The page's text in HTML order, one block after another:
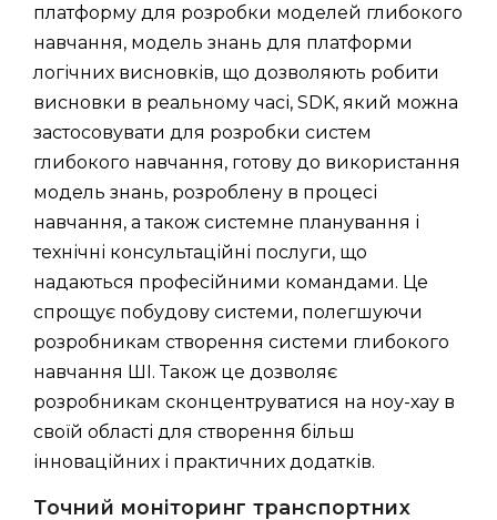
платформу для розробки моделей глибокого
навчання, модель знань для платформи
логічних висновків, що дозволяють робити
висновки в реальному часі, SDK, який можна
застосовувати для розробки систем
глибокого навчання, готову до використання
модель знань, розроблену в процесі
навчання, а також системне планування і
технічні консультаційні послуги, що
надаються професійними командами. Це
спрощує побудову системи, полегшуючи
розробникам створення системи глибокого
навчання ШІ. Також це дозволяє
розробникам сконцентруватися на ноу-хау в
своїй області для створення більш
інноваційних і практичних додатків.
Точний моніторинг транспортних